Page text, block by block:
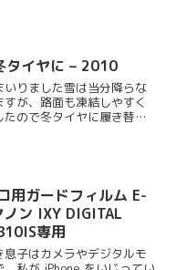
タイヤに – 2010
いりました雪は当分降らな
すが、路面も凍結しやすく
たので冬タイヤに履き替え
用ガードフィルム E-
ン IXY DIGITAL
専用
息子はカメラやデジタルモ